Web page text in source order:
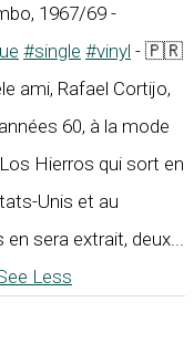
1967/69 -
#single #vinyl - 🇵🇷
ami, Rafael Cortijo,
60, à la mode
Hierros qui sort en
Unis et au
sera extrait, deux...
Less